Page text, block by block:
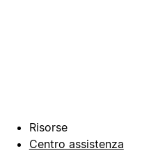
Risorse
Centro assistenza